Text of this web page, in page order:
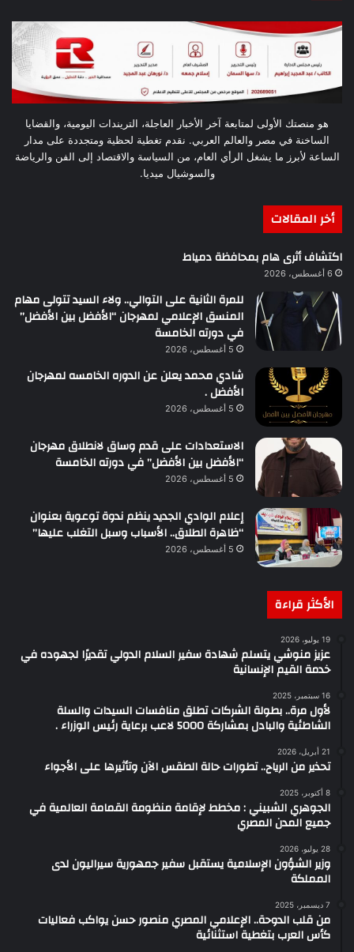
هو منصتك الأولى لمتابعة آخر الأخبار العاجلة، التريندات اليومية، والقضايا
الساخنة في مصر والعالم العربي. نقدم تغطية لحظية ومتجددة على مدار
الساعة لأبرز ما يشغل الرأي العام، من السياسة والاقتصاد إلى الفن والرياضة
والسوشيال ميديا.
أخر المقالات
اكتشاف أثرى هام بمحافظة دمياط
6 أغسطس، 2026
للمرة الثانية على التوالي.. ولاء السيد تتولى مهام
المنسق الإعلامي لمهرجان “الأفضل بين الأفضل”
في دورته الخامسة
5 أغسطس، 2026
شادي محمد يعلن عن الدوره الخامسه لمهرجان
الأفضل .
5 أغسطس، 2026
الاستعدادات على قدم وساق لانطلاق مهرجان
“الأفضل بين الأفضل” في دورته الخامسة
5 أغسطس، 2026
إعلام الوادي الجديد ينظم ندوة توعوية بعنوان
“ظاهرة الطلاق.. الأسباب وسبل التغلب عليها”
5 أغسطس، 2026
الأكثر قراءة
19 يوليو، 2026
عزيز منوشي يتسلم شهادة سفير السلام الدولي تقديرًا لجهوده في
خدمة القيم الإنسانية
16 سبتمبر، 2025
لأول مرة.. بطولة الشركات تطلق منافسات السيدات والسلة
الشاطئية والبادل بمشاركة 5000 لاعب برعاية رئيس الوزراء .
21 أبريل، 2026
تحذير من الرياح.. تطورات حالة الطقس الآن وتأثيرها على الأجواء
8 أكتوبر، 2025
الجوهري الشبيني : مخطط لإقامة منظومة القمامة العالمية في
جميع المدن المصري
28 يوليو، 2026
وزير الشؤون الإسلامية يستقبل سفير جمهورية سيراليون لدى
المملكة
7 ديسمبر، 2025
من قلب الدوحة.. الإعلامي المصري منصور حسن يواكب فعاليات
كأس العرب بتغطية استثنائية